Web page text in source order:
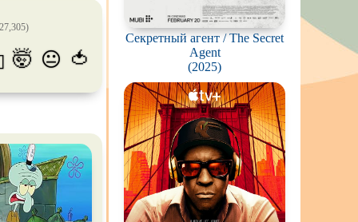
🤯 😐 🍅
Секретный агент / The Secret
Agent
(2025)